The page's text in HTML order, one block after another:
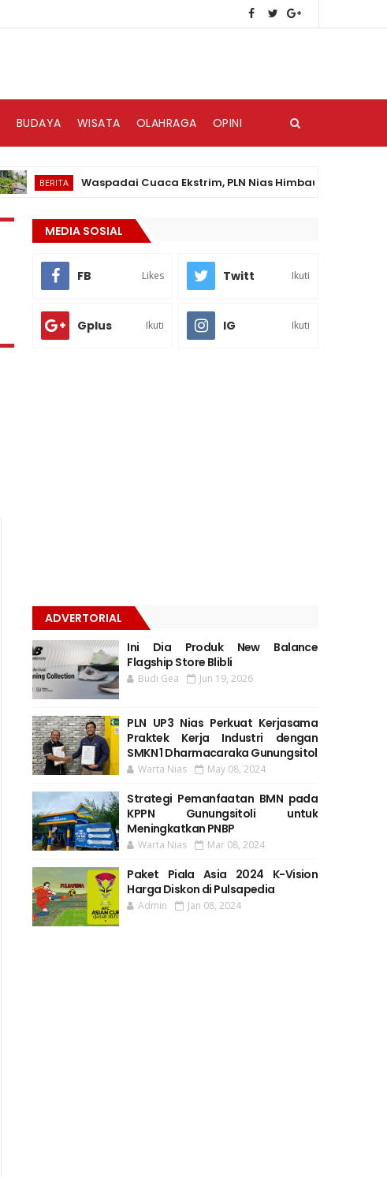
BUDAYA WISATA OLAHRAGA OPINI
BERITA Waspadai Cuaca Ekstrim, PLN Nias Himbau Masyarakat
MEDIA SOSIAL
FB Likes Twitt Ikuti
Gplus Ikuti IG Ikuti
ADVERTORIAL
Ini Dia Produk New Balance
Flagship Store Blibli
Budi Gea Jun 19, 2026
PLN UP3 Nias Perkuat Kerjasama
Praktek Kerja Industri dengan
SMKN 1 Dharmacaraka Gunungsitol
Warta Nias May 08, 2024
Strategi Pemanfaatan BMN pada
KPPN Gunungsitoli untuk
Meningkatkan PNBP
Warta Nias Mar 08, 2024
Paket Piala Asia 2024 K-Vision
Harga Diskon di Pulsapedia
Admin Jan 08, 2024